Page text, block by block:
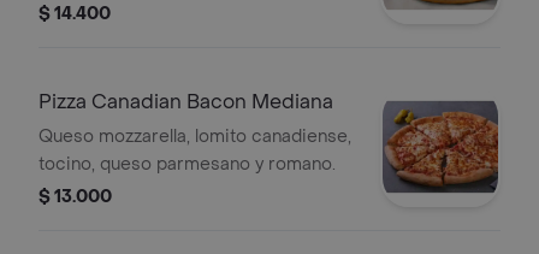
$ 14.400
Pizza Canadian Bacon Mediana
Queso mozzarella, lomito canadiense,
tocino, queso parmesano y romano.
$ 13.000